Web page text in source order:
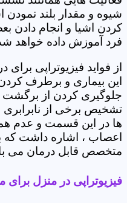
شیوه و مقدار بلند
کردن اشیا و انجام دادن
فرد آموزش داده خواهد
از فواید فیزیوتراپی
این بیماری و برطرف
جلوگیری کردن از برگشت
تشخیص برخی از
ها در این قسمت و عدم
اعصاب ، اشاره داشت که
متخصص قابل درمان می
فیزیوتراپی در منزل برای